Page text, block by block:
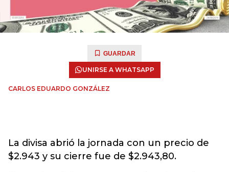
GUARDAR
UNIRSE A WHATSAPP
CARLOS EDUARDO GONZÁLEZ
La divisa abrió la jornada con un precio de
$2.943 y su cierre fue de $2.943,80.